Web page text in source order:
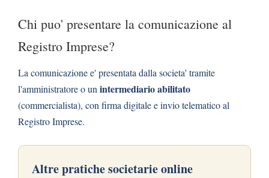
Chi puo' presentare la comunicazione al
Registro Imprese?
La comunicazione e' presentata dalla societa' tramite
l'amministratore o un intermediario abilitato
(commercialista), con firma digitale e invio telematico al
Registro Imprese.
Altre pratiche societarie online